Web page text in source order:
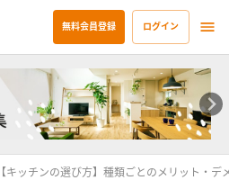
無料会員登録 ログイン
【キッチンの選び方】種類ごとのメリット・デ